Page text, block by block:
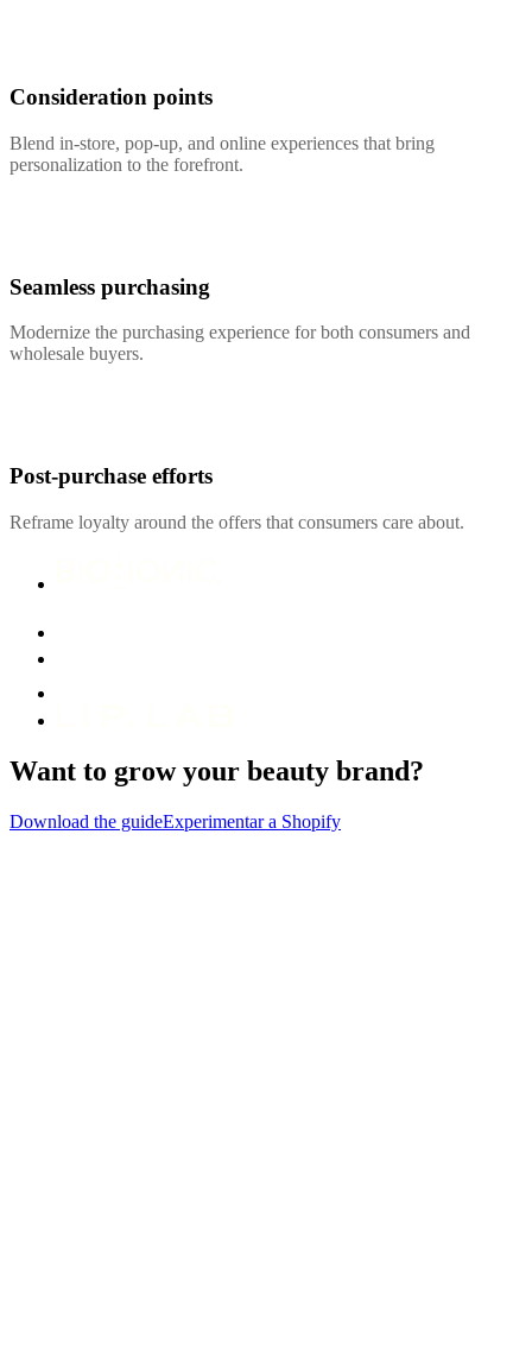
Consideration points
Blend in-store, pop-up, and online experiences that bring
personalization to the forefront.
Seamless purchasing
Modernize the purchasing experience for both consumers and
wholesale buyers.
Post-purchase efforts
Reframe loyalty around the offers that consumers care about.
Want to grow your beauty brand?
Download the guideExperimentar a Shopify